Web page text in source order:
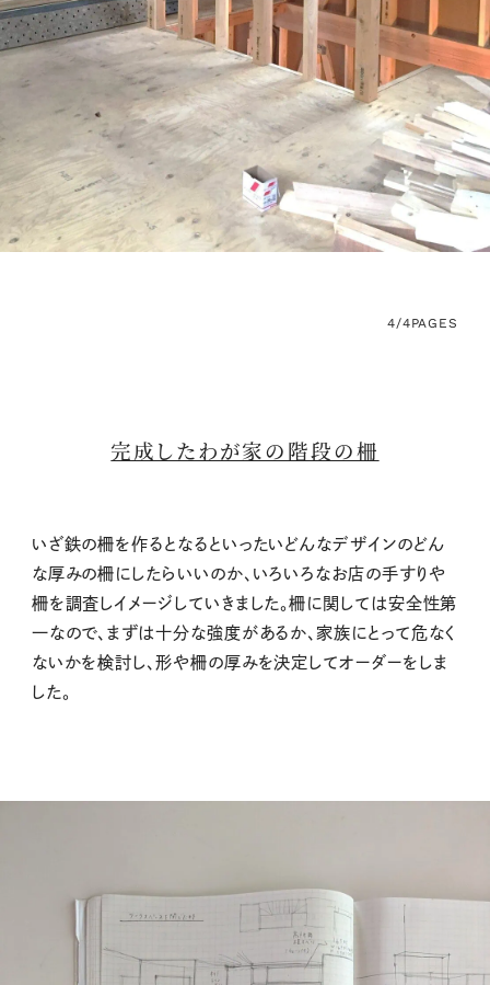
4/4PAGES
完成したわが家の階段の柵
いざ鉄の柵を作るとなるといったいどんなデザインのどん
な厚みの柵にしたらいいのか、いろいろなお店の手すりや
柵を調査しイメージしていきました。柵に関しては安全性第
一なので、まずは十分な強度があるか、家族にとって危なく
ないかを検討し、形や柵の厚みを決定してオーダーをしま
した。